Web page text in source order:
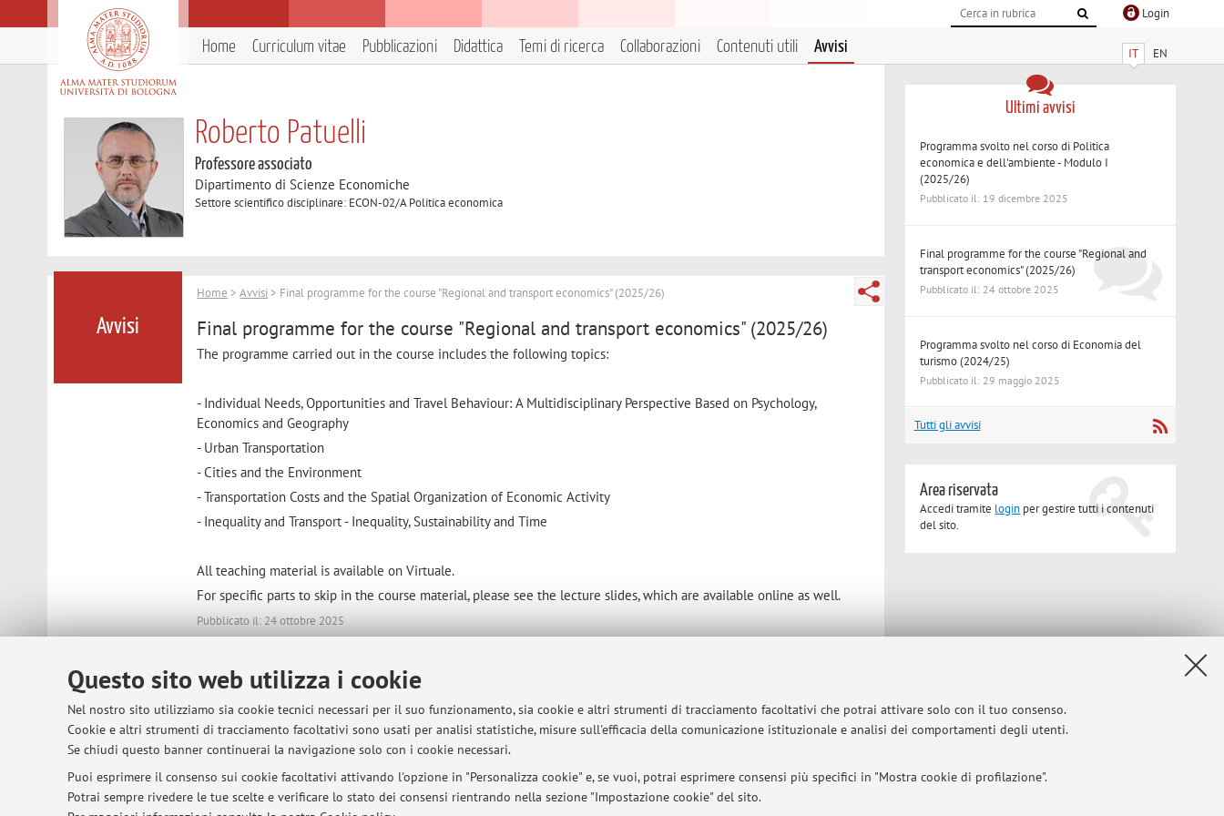
Questo sito web utilizza i cookie
Nel nostro sito utilizziamo sia cookie tecnici necessari per il suo funzionamento, sia cookie e altri strumenti di tracciamento facoltativi che potrai attivare solo con il tuo consenso.
Cookie e altri strumenti di tracciamento facoltativi sono usati per analisi statistiche, misure sull'efficacia della comunicazione istituzionale e analisi dei comportamenti degli utenti.
Se chiudi questo banner continuerai la navigazione solo con i cookie necessari.
Puoi esprimere il consenso sui cookie facoltativi attivando l'opzione in "Personalizza cookie" e, se vuoi, potrai esprimere consensi più specifici in "Mostra cookie di profilazione".
Potrai sempre rivedere le tue scelte e verificare lo stato dei consensi rientrando nella sezione "Impostazione cookie" del sito.
Login
IT EN
Home Curriculum vitae Pubblicazioni Didattica Temi di ricerca Collaborazioni Contenuti utili Avvisi
Roberto Patuelli
Professore associato
Dipartimento di Scienze Economiche
Settore scientifico disciplinare: ECON-02/A Politica economica
Avvisi
Home >Avvisi > Final programme for the course "Regional and transport economics" (2025/26)
Final programme for the course "Regional and transport economics" (2025/26)
The programme carried out in the course includes the following topics:
- Individual Needs, Opportunities and Travel Behaviour: A Multidisciplinary Perspective Based on Psychology,
Economics and Geography
- Urban Transportation
- Cities and the Environment
- Transportation Costs and the Spatial Organization of Economic Activity
- Inequality and Transport - Inequality, Sustainability and Time
All teaching material is available on Virtuale.
For specific parts to skip in the course material, please see the lecture slides, which are available online as well.
Pubblicato il: 24 ottobre 2025
Ultimi avvisi
Programma svolto nel corso di Politica
economica e dell'ambiente - Modulo I
(2025/26)
Pubblicato il: 19 dicembre 2025
Final programme for the course "Regional and
transport economics" (2025/26)
Pubblicato il: 24 ottobre 2025
Programma svolto nel corso di Economia del
turismo (2024/25)
Pubblicato il: 29 maggio 2025
Tutti gli avvisi
Area riservata
Accedi tramite login per gestire tutti i contenuti
del sito.
© 2026 - ALMA MATER STUDIORUM - Università di Bologna - Via Zamboni, 33 - 40126 Bologna - Partita IVA: 01131710376 Privacy|Note legali|Impostazioni Cookie